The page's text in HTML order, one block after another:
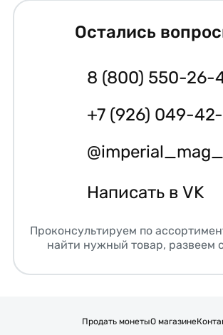
Остались
8 (800) 550-26-
+7 (926) 049-
Написать в VK
Проконсультируем по
найти нужный товар, развеем
Продать монетыО магазине